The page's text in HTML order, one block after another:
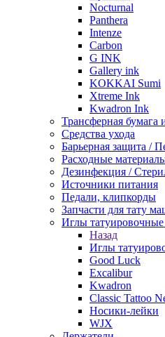
Nocturnal
Panthera
Intenze
Carbon
G INK
Gallery ink
KOKKAI Sumi
Xtreme Ink
Kwadron Ink
Трансферная бумага
Средства ухода
Барьерная защита /
Расходные
Дезинфекция /
Источники питания
Педали, клипкорды
Запчасти для тату
Иглы
Назад
Иглы
Good Luck
Excalibur
Kwadron
Classic Tattoo
Носики-лейки
WJX